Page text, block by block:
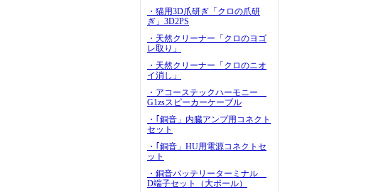
・猫用3D爪研ぎ「クロの爪研
ぎ」3D2PS
・天然クリーナー「クロのヨゴ
レ取り」
・天然クリーナー「クロのニオ
イ消し」
・アコーステックハーモニー
G1zsスピーカーケーブル
・｢銅音」内臓アンプ用コネクト
セット
・｢銅音」HU用電源コネクトセ
ット
・銅音バッテリーターミナル
D端子セット（大ポール）